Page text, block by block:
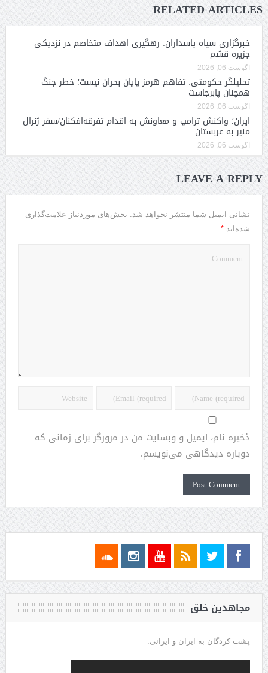
RELATED ARTICLES
خبرگزاری سپاه پاسداران: رهگیری اهداف متخاصم در نزدیکی
جزیره قشم
آگوست 06, 2026
تحلیلگر حکومتی: تفاهم هرمز پایان بحران نیست؛ خطر جنگ
همچنان پابرجاست
آگوست 06, 2026
ایران؛ واکنش ترامپ و معاونش به اقدام تفرقه‌افکنان/سفر ژنرال
منیر به عربستان
آگوست 06, 2026
LEAVE A REPLY
نشانی ایمیل شما منتشر نخواهد شد. بخش‌های موردنیاز علامت‌گذاری
شده‌اند *
ذخیره نام، ایمیل و وبسایت من در مرورگر برای زمانی که
دوباره دیدگاهی می‌نویسم.
مجاهدین خلق
پشت کردگان به ایران و ایرانی.